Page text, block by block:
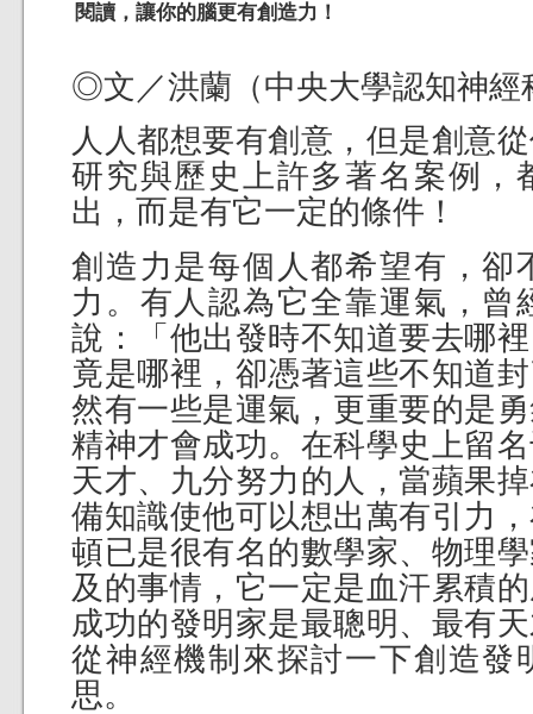
閱讀，讓你的腦更有創造力！
◎文／洪蘭（中央大學認知神經
人人都想要有創意，但是創意
研究與歷史上許多著名案例，
出，而是有它一定的條件！
創造力是每個人都希望有，卻
力。有人認為它全靠運氣，曾
說：「他出發時不知道要去哪
竟是哪裡，卻憑著這些不知道
然有一些是運氣，更重要的是
精神才會成功。在科學史上留
天才、九分努力的人，當蘋果
備知識使他可以想出萬有引力
頓已是很有名的數學家、物理
及的事情，它一定是血汗累積
成功的發明家是最聰明、最有
從神經機制來探討一下創造發
思。